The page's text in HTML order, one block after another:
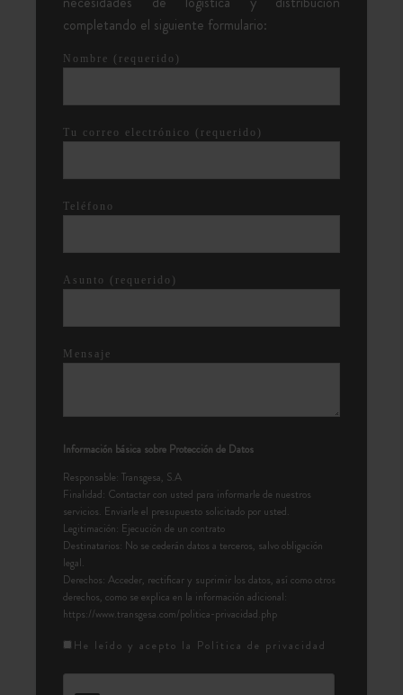
completando el siguiente formulario:
Nombre (requerido)
Tu correo electrónico (requerido)
Teléfono
Asunto (requerido)
Mensaje
Información básica sobre Protección de Datos
Responsable: Transgesa, S.A
Finalidad: Contactar con usted para informarle de nuestros
servicios. Enviarle el presupuesto solicitado por usted.
Legitimación: Ejecución de un contrato
Destinatarios: No se cederán datos a terceros, salvo obligación
legal.
Derechos: Acceder, rectificar y suprimir los datos, así como otros
derechos, como se explica en la información adicional:
https://www.transgesa.com/politica-privacidad.php
He leído y acepto la Política de privacidad